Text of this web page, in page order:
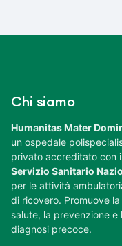
Chi siamo
Humanitas Mater
un ospedale
privato accreditato con
Servizio Sanitario
per le attività
di ricovero. Promuove la
salute, la prevenzione e
diagnosi precoce.